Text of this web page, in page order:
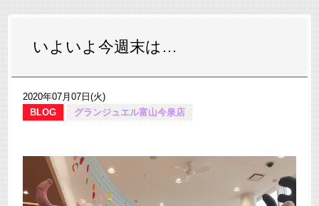
いよいよ今週末は…
2020年07月07日(火)
BLOG
グランジュエル富山今泉店